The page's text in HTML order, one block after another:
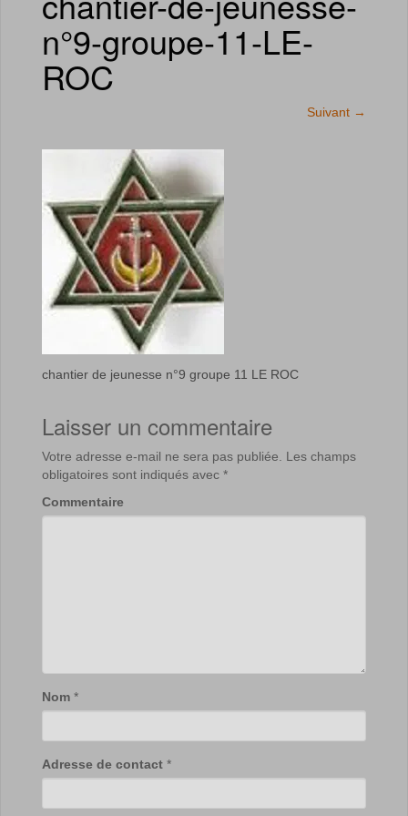
n°9-groupe-11-LE-
ROC
Suivant →
chantier de jeunesse n°9 groupe 11 LE ROC
Laisser un commentaire
Votre adresse e-mail ne sera pas publiée.
Les champs
obligatoires sont indiqués avec *
Commentaire
Nom *
Adresse de contact *